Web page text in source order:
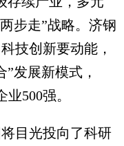
步走”战略。济钢
技创新要动能，
发展新模式，
500强。
目光投向了科研